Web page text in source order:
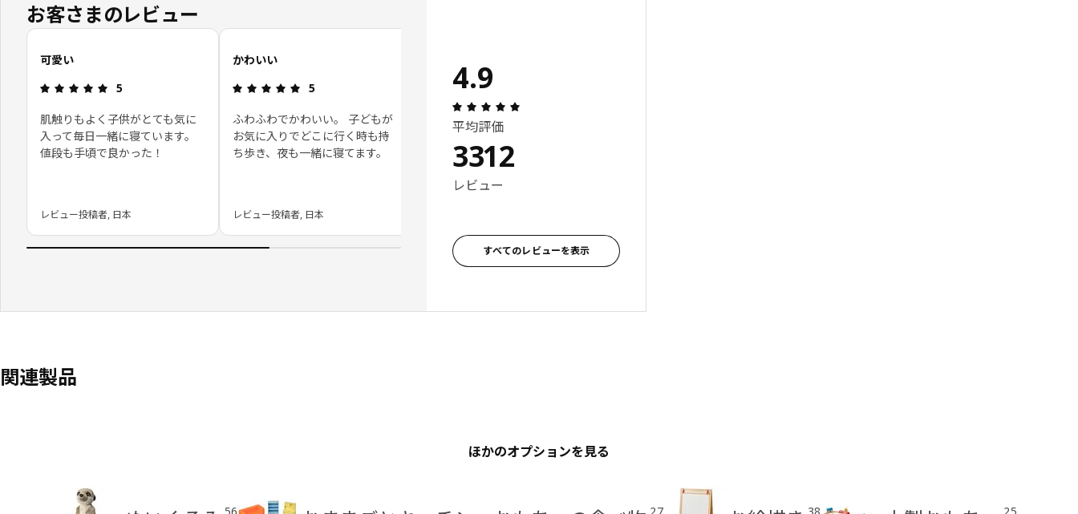
お客さまのレビュー
お客さまレビューをスキップ
可愛い
レビュー: 5 5 星の数
5
肌触りもよく子供がとても気に
入って毎日一緒に寝ています。
値段も手頃で良かった！
レビュー投稿者, 日本
かわいい
レビュー: 5 5 星の数
5
ふわふわでかわいい。 子どもが
お気に入りでどこに行く時も持
ち歩き、夜も一緒に寝てます。
レビュー投稿者, 日本
ふわふわなさわり心地でクタッ
とした形が言いようで子供のお
気に入りの1つになりました。 寝
るときにぎゅっと抱いて寝てい
ます。
4.9
平均評価
3312
レビュー
すべてのレビューを表示
関連製品
ほかのオプションを見る